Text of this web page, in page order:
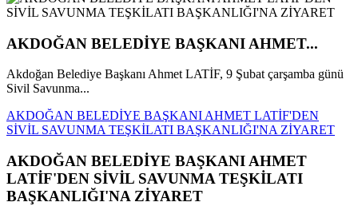
AKDOĞAN BELEDİYE BAŞKANI AHMET...
Akdoğan Belediye Başkanı Ahmet LATİF, 9 Şubat çarşamba günü
Sivil Savunma...
AKDOĞAN BELEDİYE BAŞKANI AHMET LATİF'DEN
SİVİL SAVUNMA TEŞKİLATI BAŞKANLIĞI'NA ZİYARET
AKDOĞAN BELEDİYE BAŞKANI AHMET
LATİF'DEN SİVİL SAVUNMA TEŞKİLATI
BAŞKANLIĞI'NA ZİYARET